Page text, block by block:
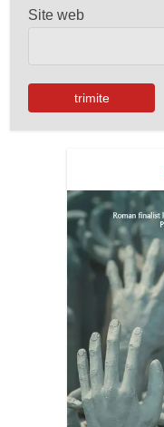
Site web